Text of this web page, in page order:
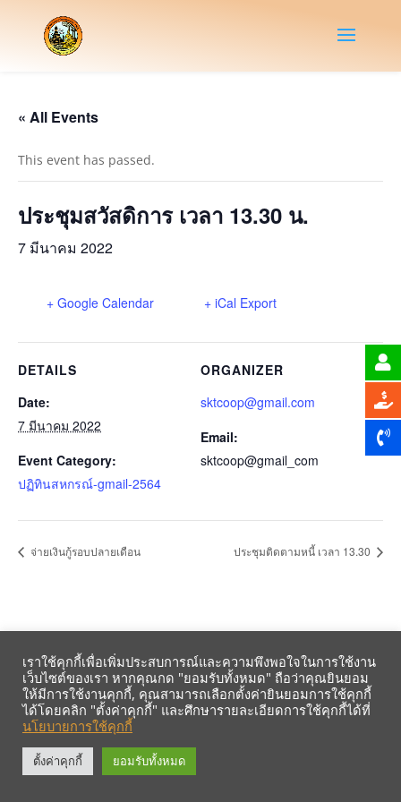
« All Events
This event has passed.
ประชุมสวัสดิการ เวลา 13.30 น.
7 มีนาคม 2022
+ Google Calendar + iCal Export
DETAILS
Date:
7 มีนาคม 2022
Event Category:
ปฏิทินสหกรณ์-gmail-2564
ORGANIZER
sktcoop@gmail.com
Email:
sktcoop@gmail_com
จ่ายเงินกู้รอบปลายเดือน ประชุมติดตามหนี้ เวลา 13.30
รับข้อมูลข่าวสารจากสหกรณ์ฯ ผ่าน LINE ก่อนใคร คลิก!
เราใช้คุกกี้เพื่อเพิ่มประสบการณ์และความพึงพอใจในการใช้งาน
เว็บไซต์ของเรา หากคุณกด "ยอมรับทั้งหมด" ถือว่าคุณยินยอม
ให้มีการใช้งานคุกกี้, คุณสามารถเลือกตั้งค่ายินยอมการใช้คุกกี้
ได้โดยคลิก "ตั้งค่าคุกกี้" และศึกษารายละเอียดการใช้คุกกี้ได้ที่
นโยบายการใช้คุกกี้
ตั้งค่าคุกกี้ ยอมรับทั้งหมด